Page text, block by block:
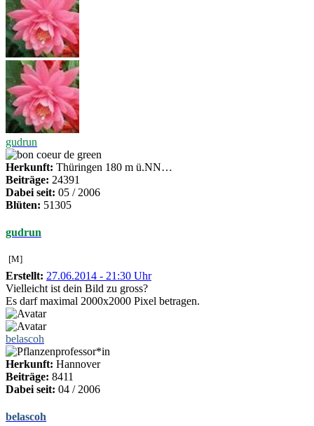
gudrun
Herkunft: Thüringen 180 m ü.NN…
Beiträge: 24391
Dabei seit: 05 / 2006
Blüten: 51305
gudrun
[M]
Erstellt: 27.06.2014 - 21:30 Uhr
Vielleicht ist dein Bild zu gross?
Es darf maximal 2000x2000 Pixel betragen.
belascoh
Herkunft: Hannover
Beiträge: 8411
Dabei seit: 04 / 2006
belascoh